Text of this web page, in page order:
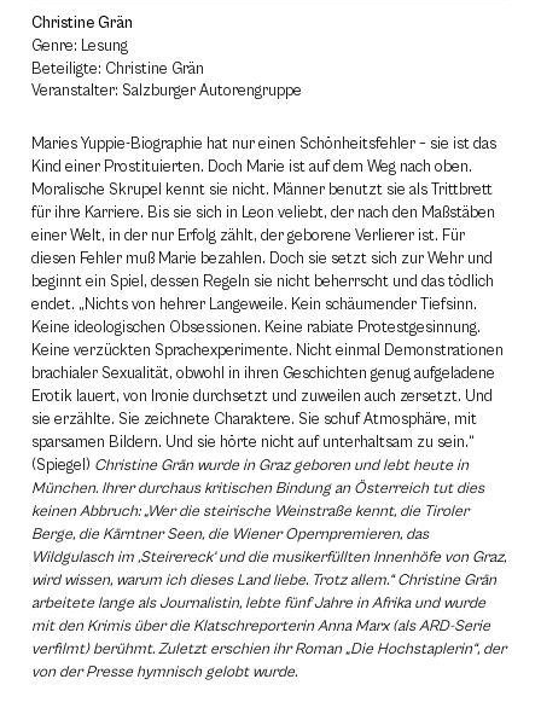
Christine Grän
Genre: Lesung
Beteiligte: Christine Grän
Veranstalter: Salzburger Autorengruppe
Maries Yuppie-Biographie hat nur einen Schönheitsfehler – sie ist das
Kind einer Prostituierten. Doch Marie ist auf dem Weg nach oben.
Moralische Skrupel kennt sie nicht. Männer benutzt sie als Trittbrett
für ihre Karriere. Bis sie sich in Leon veliebt, der nach den Maßstäben
einer Welt, in der nur Erfolg zählt, der geborene Verlierer ist. Für
diesen Fehler muß Marie bezahlen. Doch sie setzt sich zur Wehr und
beginnt ein Spiel, dessen Regeln sie nicht beherrscht und das tödlich
endet. „Nichts von hehrer Langeweile. Kein schäumender Tiefsinn.
Keine ideologischen Obsessionen. Keine rabiate Protestgesinnung.
Keine verzückten Sprachexperimente. Nicht einmal Demonstrationen
brachialer Sexualität, obwohl in ihren Geschichten genug aufgeladene
Erotik lauert, von Ironie durchsetzt und zuweilen auch zersetzt. Und
sie erzählte. Sie zeichnete Charaktere. Sie schuf Atmosphäre, mit
sparsamen Bildern. Und sie hörte nicht auf unterhaltsam zu sein.“
(Spiegel) Christine Grän wurde in Graz geboren und lebt heute in
München. Ihrer durchaus kritischen Bindung an Österreich tut dies
keinen Abbruch: „Wer die steirische Weinstraße kennt, die Tiroler
Berge, die Kärntner Seen, die Wiener Opernpremieren, das
Wildgulasch im ‚Steirereck‘ und die musikerfüllten Innenhöfe von Graz,
wird wissen, warum ich dieses Land liebe. Trotz allem.“ Christine Grän
arbeitete lange als Journalistin, lebte fünf Jahre in Afrika und wurde
mit den Krimis über die Klatschreporterin Anna Marx (als ARD-Serie
verfilmt) berühmt. Zuletzt erschien ihr Roman „Die Hochstaplerin“, der
von der Presse hymnisch gelobt wurde.